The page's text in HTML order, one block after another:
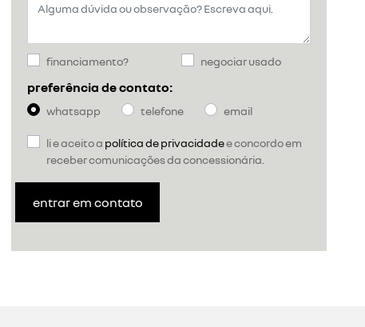
financiamento? negociar usado
preferência de contato:
whatsapp telefone email
li e aceito a política de privacidadee concordo em
receber comunicações da concessionária.
entrar em contato